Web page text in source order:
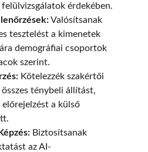
érdekében.
Valósítsanak
tesztelést a kimenetek
demográfiai csoportok
szerint.
Kötelezzék szakértői
ténybeli állítást,
a külső
Biztosítsanak
az AI-